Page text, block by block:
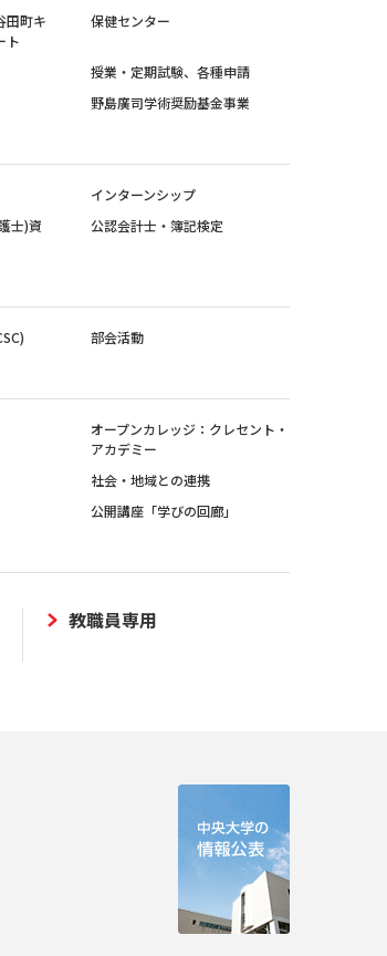
田町キ
ト
保健センター
授業・定期試験、各種申請
野島廣司学術奨励基金事業
インターンシップ
士)資
公認会計士・簿記検定
部会活動
オープンカレッジ：クレセント・
アカデミー
社会・地域との連携
公開講座「学びの回廊」
教職員専用